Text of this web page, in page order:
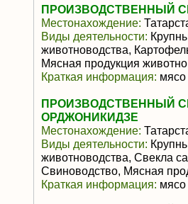
ПРОИЗВОДСТВЕННЫЙ
Местонахождение:
Виды деятельности:
животноводства,
Мясная продукция
Краткая информация: мясо
ПРОИЗВОДСТВЕННЫЙ
ОРДЖОНИКИДЗЕ
Местонахождение:
Виды деятельности:
животноводства, Свекла
Свиноводство, Мясная
Краткая информация: мясо